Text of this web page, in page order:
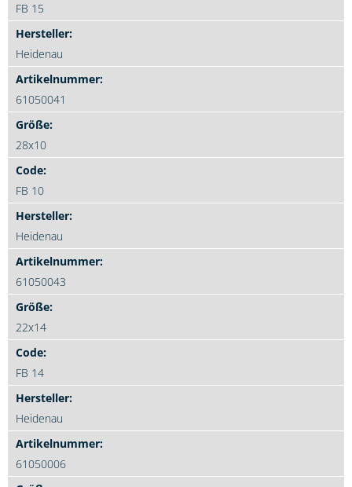
FB 15
Heidenau
61050041
28x10
FB 10
Heidenau
61050043
22x14
FB 14
Heidenau
61050006